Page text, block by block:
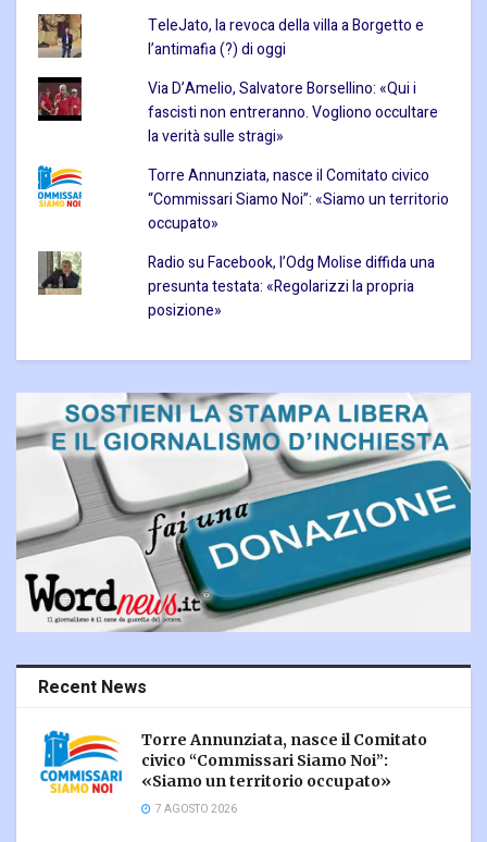
TeleJato, la revoca della villa a Borgetto e
l’antimafia (?) di oggi
Via D’Amelio, Salvatore Borsellino: «Qui i
fascisti non entreranno. Vogliono occultare
la verità sulle stragi»
Torre Annunziata, nasce il Comitato civico
“Commissari Siamo Noi”: «Siamo un territorio
occupato»
Radio su Facebook, l’Odg Molise diffida una
presunta testata: «Regolarizzi la propria
posizione»
Recent News
Torre Annunziata, nasce il Comitato
civico “Commissari Siamo Noi”:
«Siamo un territorio occupato»
7 AGOSTO 2026